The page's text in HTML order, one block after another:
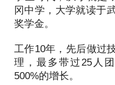
作为在互联网金融负
产品专家，我可以把
你更有体感的了解业
自己的产品中。
冈中学，大学就读于
奖学金。
工作10年，先后做过
理，最多带过25人
500%的增长。